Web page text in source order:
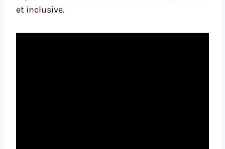
et inclusive.